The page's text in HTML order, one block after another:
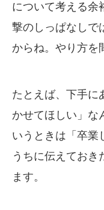
について考える余
撃のしっぱなしで
からね。やり方を
たとえば、下手に
かせてほしい」な
いうときは「卒業
うちに伝えておき
ます。